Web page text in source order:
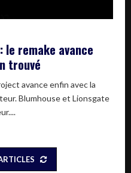
remake avance
trouvé
avance enfin avec la
Blumhouse et Lionsgate